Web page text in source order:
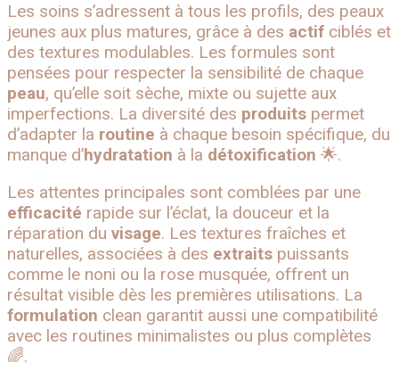
Les soins s’adressent à tous les profils, des peaux
jeunes aux plus matures, grâce à des actif ciblés et
des textures modulables. Les formules sont
pensées pour respecter la sensibilité de chaque
peau, qu’elle soit sèche, mixte ou sujette aux
imperfections. La diversité des produits permet
d’adapter la routine à chaque besoin spécifique, du
manque d’hydratation à la détoxification 🌟.
Les attentes principales sont comblées par une
efficacité rapide sur l’éclat, la douceur et la
réparation du visage. Les textures fraîches et
naturelles, associées à des extraits puissants
comme le noni ou la rose musquée, offrent un
résultat visible dès les premières utilisations. La
formulation clean garantit aussi une compatibilité
avec les routines minimalistes ou plus complètes
🌈.